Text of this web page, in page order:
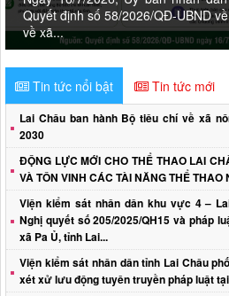
Quyết định số 58/2026/QĐ-UBND
về xã...
Tin tức nổi bật Tin tức mới
Lai Châu ban hành Bộ tiêu chí về xã
2030
ĐỘNG LỰC MỚI CHO THỂ THAO LAI
VÀ TÔN VINH CÁC TÀI NĂNG THỂ THAO
Viện kiểm sát nhân dân khu vực 4 –
Nghị quyết số 205/2025/QH15 và pháp
xã Pa Ủ, tỉnh Lai...
Viện kiểm sát nhân dân tỉnh Lai Châu
xét xử lưu động tuyên truyền pháp luật